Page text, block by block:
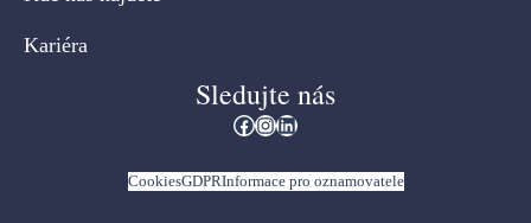
Kariéra
Sledujte nás
Facebook Instagram LinkedIn
CookiesGDPRInformace pro oznamovatele